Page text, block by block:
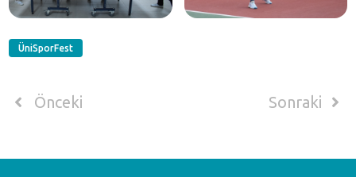
ÜniSporFest
Önceki Sonraki